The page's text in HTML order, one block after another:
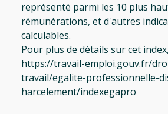
représenté parmi les 10 plus
rémunérations, et d'autres
calculables.
Pour plus de détails sur cet
https://travail-emploi.gouv.fr/
travail/egalite-professionnelle-
harcelement/indexegapro